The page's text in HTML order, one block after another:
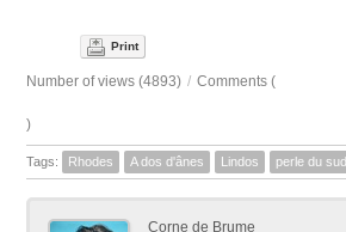
Print
Number of views (4893) / Comments (
)
Tags: Rhodes A dos d'ânes Lindos perle du sud
Corne de Brume